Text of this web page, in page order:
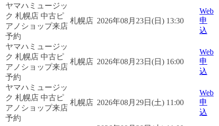
ヤマハミュージッ
ク 札幌店 中古ピ
アノショップ来店
予約
札幌店 2026年08月23日(日) 13:30
Web
申
込
ヤマハミュージッ
ク 札幌店 中古ピ
アノショップ来店
予約
札幌店 2026年08月23日(日) 16:00
Web
申
込
ヤマハミュージッ
ク 札幌店 中古ピ
アノショップ来店
予約
札幌店 2026年08月29日(土) 11:00
Web
申
込